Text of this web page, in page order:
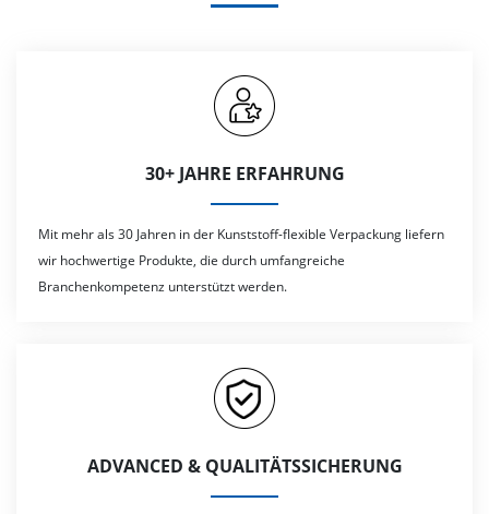
30+ JAHRE ERFAHRUNG
Mit mehr als 30 Jahren in der Kunststoff-flexible Verpackung liefern
wir hochwertige Produkte, die durch umfangreiche
Branchenkompetenz unterstützt werden.
ADVANCED & QUALITÄTSSICHERUNG